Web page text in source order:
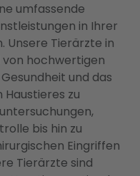
umfassende
in Ihrer
Unsere Tierärzte in
von hochwertigen
und das
zu
bis hin zu
Eingriffen
Tierärzte sind